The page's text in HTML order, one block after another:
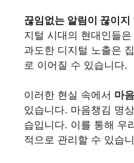
끊임없는 알림이 끊이
지털 시대의 현대인들
과도한 디지털 노출은
로 이어질 수 있습니다.
이러한 현실 속에서 마
있습니다. 마음챙김 명
습입니다. 이를 통해 우
적으로 관리할 수 있습